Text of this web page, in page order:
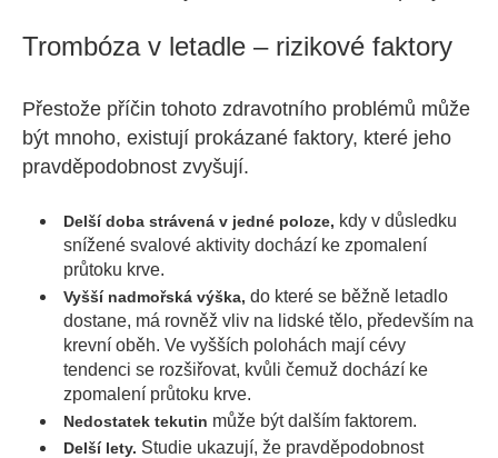
Trombóza v letadle – rizikové faktory
Přestože příčin tohoto zdravotního problémů může
být mnoho, existují prokázané faktory, které jeho
pravděpodobnost zvyšují.
Delší doba strávená v jedné poloze, kdy v důsledku
snížené svalové aktivity dochází ke zpomalení
průtoku krve.
Vyšší nadmořská výška, do které se běžně letadlo
dostane, má rovněž vliv na lidské tělo, především na
krevní oběh. Ve vyšších polohách mají cévy
tendenci se rozšiřovat, kvůli čemuž dochází ke
zpomalení průtoku krve.
Nedostatek tekutin může být dalším faktorem.
Delší lety. Studie ukazují, že pravděpodobnost